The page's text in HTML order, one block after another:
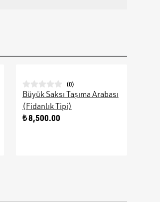
(0)
Büyük Saksı Taşıma Arabası
(Fidanlık Tipi)
₺ 8,500.00